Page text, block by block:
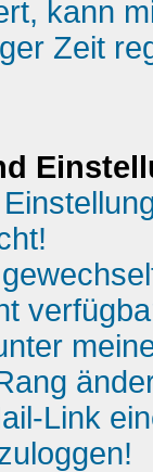
kann
Zeit
Link